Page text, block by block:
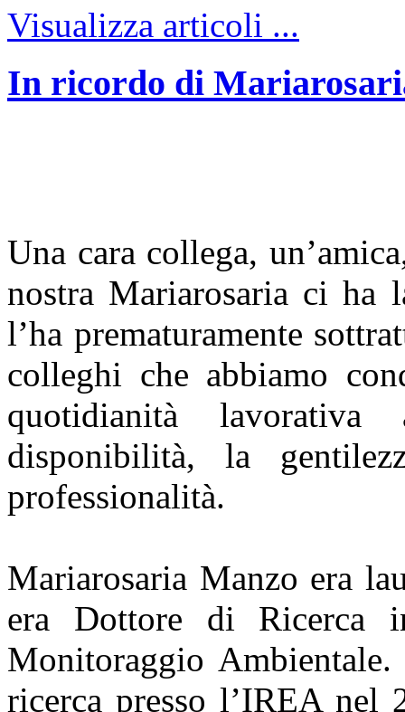
Visualizza articoli ...
In ricordo di
Una cara collega,
nostra Mariarosaria ci ha
l’ha prematuramente
colleghi che abbiamo
quotidianità lavorativa
disponibilità, la
professionalità.
Mariarosaria Manzo era
era Dottore di Ricerca
Monitoraggio
ricerca presso l’IREA nel